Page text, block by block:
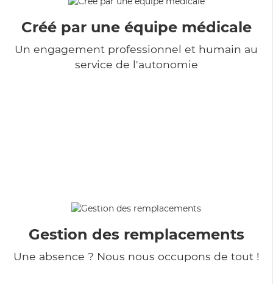
Créé par une équipe médicale
Un engagement professionnel et humain au
service de l'autonomie
Gestion des remplacements
Une absence ? Nous nous occupons de tout !